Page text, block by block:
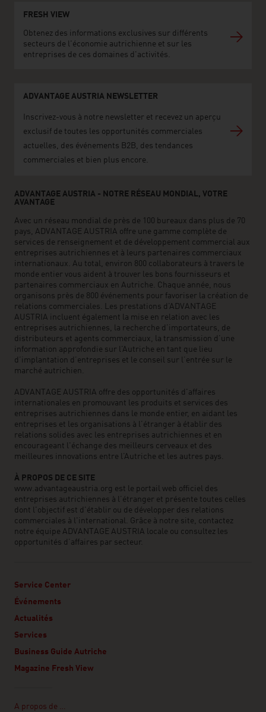
FRESH VIEW
Obtenez des informations exclusives sur différents
secteurs de l'économie autrichienne et sur les
entreprises de ces domaines d'activités.
ADVANTAGE AUSTRIA NEWSLETTER
Inscrivez-vous à notre newsletter et recevez un aperçu
exclusif de toutes les opportunités commerciales
actuelles, des événements B2B, des tendances
commerciales et bien plus encore.
ADVANTAGE AUSTRIA - NOTRE RÉSEAU MONDIAL, VOTRE
AVANTAGE
Avec un réseau mondial de près de 100 bureaux dans plus de 70
pays, ADVANTAGE AUSTRIA offre une gamme complète de
services de renseignement et de développement commercial aux
entreprises autrichiennes et à leurs partenaires commerciaux
internationaux. Au total, environ 800 collaborateurs à travers le
monde entier vous aident à trouver les bons fournisseurs et
partenaires commerciaux en Autriche. Chaque année, nous
organisons près de 800 événements pour favoriser la création de
relations commerciales. Les prestations d’ADVANTAGE
AUSTRIA incluent également la mise en relation avec les
entreprises autrichiennes, la recherche d’importateurs, de
distributeurs et agents commerciaux, la transmission d’une
information approfondie sur l’Autriche en tant que lieu
d’implantation d’entreprises et le conseil sur l’entrée sur le
marché autrichien.
ADVANTAGE AUSTRIA offre des opportunités d'affaires
internationales en promouvant les produits et services des
entreprises autrichiennes dans le monde entier, en aidant les
entreprises et les organisations à l’étranger à établir des
relations solides avec les entreprises autrichiennes et en
encourageant l'échange des meilleurs cerveaux et des
meilleures innovations entre l’Autriche et les autres pays.
À PROPOS DE CE SITE
www.advantageaustria.org est le portail web officiel des
entreprises autrichiennes à l’étranger et présente toutes celles
dont l'objectif est d'établir ou de développer des relations
commerciales à l'international. Grâce à notre site, contactez
notre équipe ADVANTAGE AUSTRIA locale ou consultez les
opportunités d’affaires par secteur.
Service Center
Événements
Actualités
Services
Business Guide Autriche
Magazine Fresh View
A propos de …